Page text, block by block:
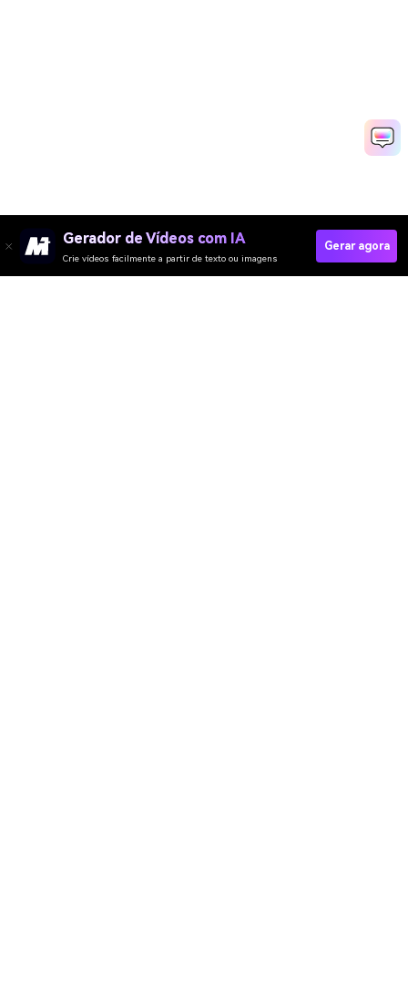
Gerador de Vídeos com IA
Crie vídeos facilmente a partir de texto ou imagens
Gerar agora